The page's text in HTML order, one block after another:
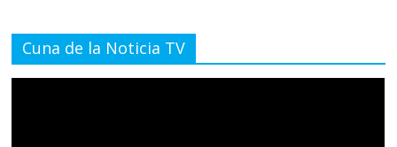
Cuna de la Noticia TV